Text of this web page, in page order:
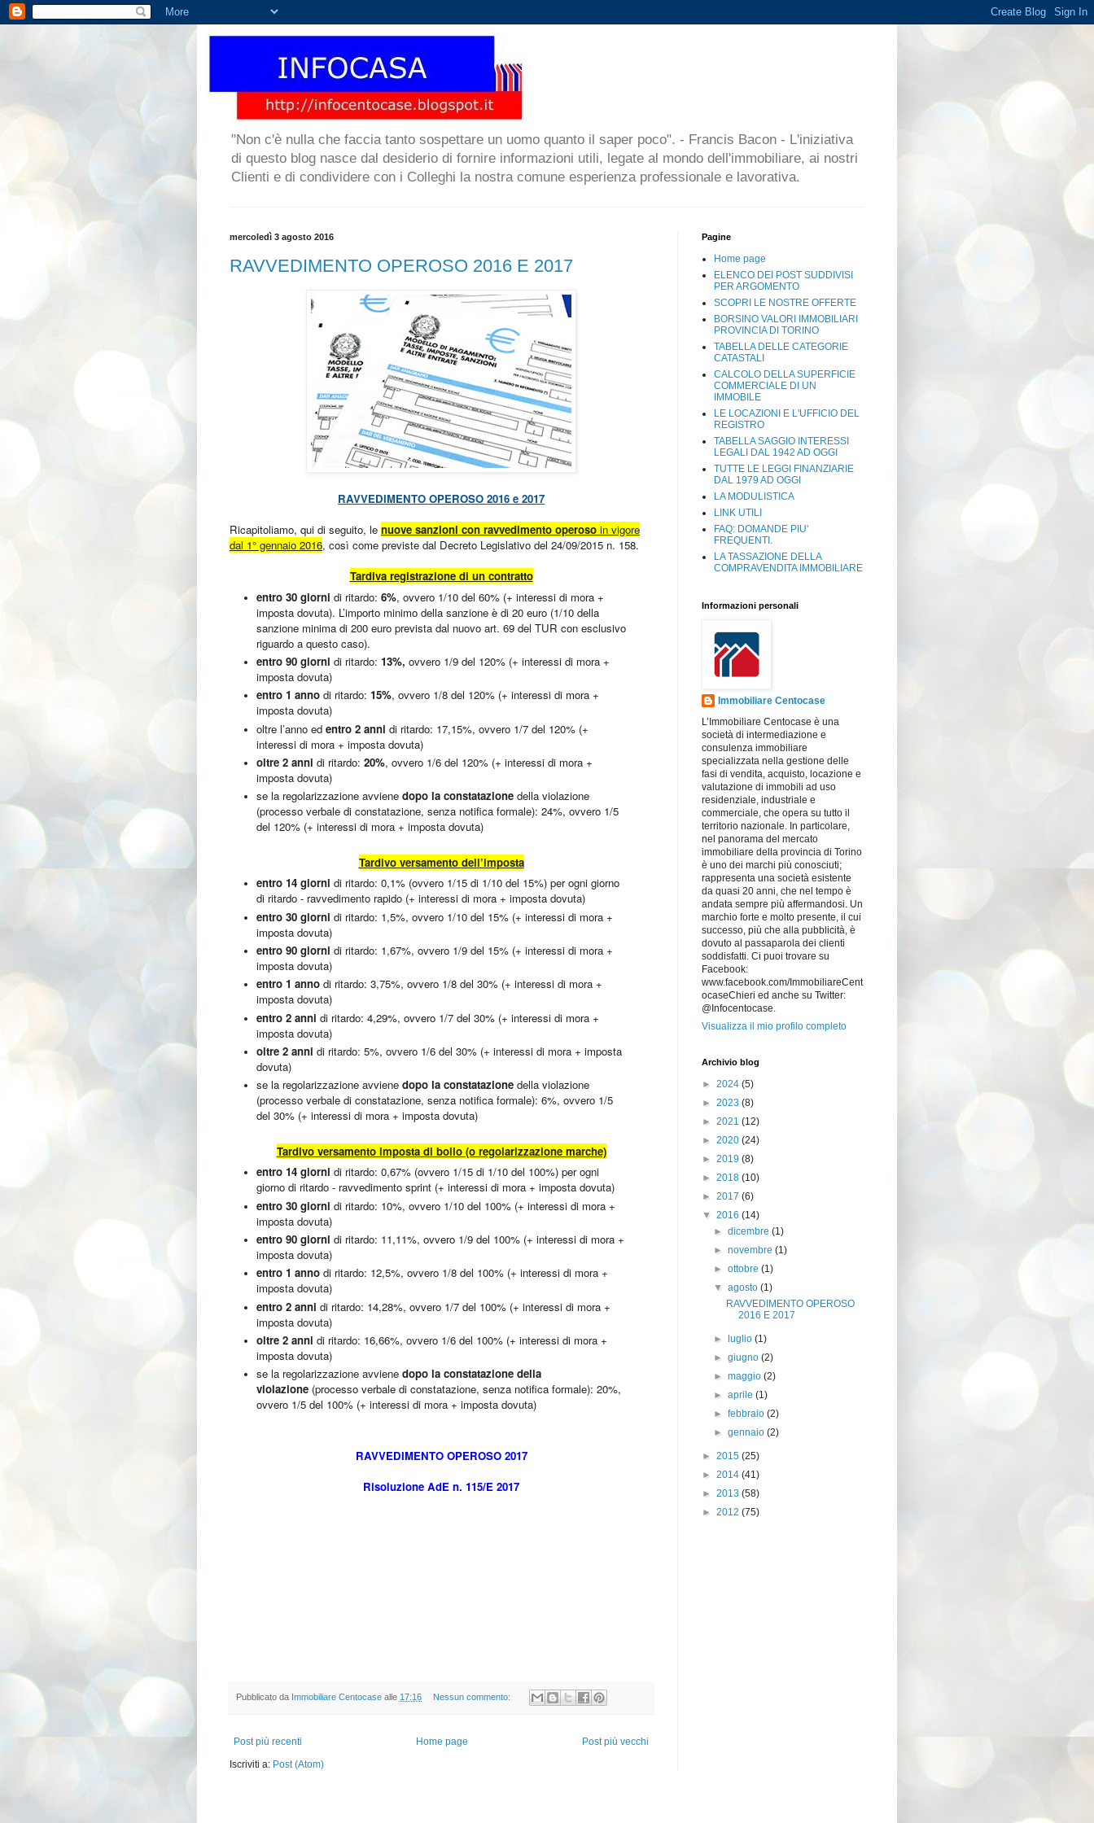
"Non c'è nulla che faccia tanto sospettare un uomo quanto il saper poco". - Francis Bacon - L'iniziativa
di questo blog nasce dal desiderio di fornire informazioni utili, legate al mondo dell'immobiliare, ai nostri
Clienti e di condividere con i Colleghi la nostra comune esperienza professionale e lavorativa.
mercoledì 3 agosto 2016
RAVVEDIMENTO OPEROSO 2016 E 2017
RAVVEDIMENTO OPEROSO 2016 e 2017
Ricapitoliamo, qui di seguito, le nuove sanzioni con ravvedimento operoso in vigore
dal 1° gennaio 2016, così come previste dal Decreto Legislativo del 24/09/2015 n. 158.
Tardiva registrazione di un contratto
entro 30 giorni di ritardo: 6%, ovvero 1/10 del 60% (+ interessi di mora +
imposta dovuta). L’importo minimo della sanzione è di 20 euro (1/10 della
sanzione minima di 200 euro prevista dal nuovo art. 69 del TUR con esclusivo
riguardo a questo caso).
entro 90 giorni di ritardo: 13%, ovvero 1/9 del 120% (+ interessi di mora +
imposta dovuta)
entro 1 anno di ritardo: 15%, ovvero 1/8 del 120% (+ interessi di mora +
imposta dovuta)
oltre l’anno ed entro 2 anni di ritardo: 17,15%, ovvero 1/7 del 120% (+
interessi di mora + imposta dovuta)
oltre 2 anni di ritardo: 20%, ovvero 1/6 del 120% (+ interessi di mora +
imposta dovuta)
se la regolarizzazione avviene dopo la constatazione della violazione
(processo verbale di constatazione, senza notifica formale): 24%, ovvero 1/5
del 120% (+ interessi di mora + imposta dovuta)
Tardivo versamento dell’imposta
entro 14 giorni di ritardo: 0,1% (ovvero 1/15 di 1/10 del 15%) per ogni giorno
di ritardo - ravvedimento rapido (+ interessi di mora + imposta dovuta)
entro 30 giorni di ritardo: 1,5%, ovvero 1/10 del 15% (+ interessi di mora +
imposta dovuta)
entro 90 giorni di ritardo: 1,67%, ovvero 1/9 del 15% (+ interessi di mora +
imposta dovuta)
entro 1 anno di ritardo: 3,75%, ovvero 1/8 del 30% (+ interessi di mora +
imposta dovuta)
entro 2 anni di ritardo: 4,29%, ovvero 1/7 del 30% (+ interessi di mora +
imposta dovuta)
oltre 2 anni di ritardo: 5%, ovvero 1/6 del 30% (+ interessi di mora + imposta
dovuta)
se la regolarizzazione avviene dopo la constatazione della violazione
(processo verbale di constatazione, senza notifica formale): 6%, ovvero 1/5
del 30% (+ interessi di mora + imposta dovuta)
Tardivo versamento imposta di bollo (o regolarizzazione marche)
entro 14 giorni di ritardo: 0,67% (ovvero 1/15 di 1/10 del 100%) per ogni
giorno di ritardo - ravvedimento sprint (+ interessi di mora + imposta dovuta)
entro 30 giorni di ritardo: 10%, ovvero 1/10 del 100% (+ interessi di mora +
imposta dovuta)
entro 90 giorni di ritardo: 11,11%, ovvero 1/9 del 100% (+ interessi di mora +
imposta dovuta)
entro 1 anno di ritardo: 12,5%, ovvero 1/8 del 100% (+ interessi di mora +
imposta dovuta)
entro 2 anni di ritardo: 14,28%, ovvero 1/7 del 100% (+ interessi di mora +
imposta dovuta)
oltre 2 anni di ritardo: 16,66%, ovvero 1/6 del 100% (+ interessi di mora +
imposta dovuta)
se la regolarizzazione avviene dopo la constatazione della
violazione (processo verbale di constatazione, senza notifica formale): 20%,
ovvero 1/5 del 100% (+ interessi di mora + imposta dovuta)
RAVVEDIMENTO OPEROSO 2017
Risoluzione AdE n. 115/E 2017
Pubblicato da Immobiliare Centocase alle 17:16 Nessun commento:
Post più recenti Post più vecchi
Home page
Iscriviti a: Post (Atom)
Pagine
Home page
ELENCO DEI POST SUDDIVISI
PER ARGOMENTO
SCOPRI LE NOSTRE OFFERTE
BORSINO VALORI IMMOBILIARI
PROVINCIA DI TORINO
TABELLA DELLE CATEGORIE
CATASTALI
CALCOLO DELLA SUPERFICIE
COMMERCIALE DI UN
IMMOBILE
LE LOCAZIONI E L'UFFICIO DEL
REGISTRO
TABELLA SAGGIO INTERESSI
LEGALI DAL 1942 AD OGGI
TUTTE LE LEGGI FINANZIARIE
DAL 1979 AD OGGI
LA MODULISTICA
LINK UTILI
FAQ: DOMANDE PIU'
FREQUENTI.
LA TASSAZIONE DELLA
COMPRAVENDITA IMMOBILIARE
Informazioni personali
Immobiliare Centocase
L’Immobiliare Centocase è una
società di intermediazione e
consulenza immobiliare
specializzata nella gestione delle
fasi di vendita, acquisto, locazione e
valutazione di immobili ad uso
residenziale, industriale e
commerciale, che opera su tutto il
territorio nazionale. In particolare,
nel panorama del mercato
immobiliare della provincia di Torino
è uno dei marchi più conosciuti;
rappresenta una società esistente
da quasi 20 anni, che nel tempo è
andata sempre più affermandosi. Un
marchio forte e molto presente, il cui
successo, più che alla pubblicità, è
dovuto al passaparola dei clienti
soddisfatti. Ci puoi trovare su
Facebook:
www.facebook.com/ImmobiliareCent
ocaseChieri ed anche su Twitter:
@Infocentocase.
Visualizza il mio profilo completo
Archivio blog
► 2024 (5)
► 2023 (8)
► 2021 (12)
► 2020 (24)
► 2019 (8)
► 2018 (10)
► 2017 (6)
▼ 2016 (14)
►dicembre(1)
►novembre(1)
►ottobre(1)
▼agosto(1)
RAVVEDIMENTO OPEROSO
2016 E 2017
► luglio(1)
►giugno(2)
►maggio(2)
►aprile(1)
►febbraio(2)
►gennaio(2)
► 2015 (25)
► 2014 (41)
► 2013 (58)
► 2012 (75)